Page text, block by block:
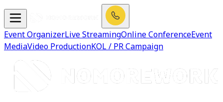
Event OrganizerLive StreamingOnline ConferenceEvent
MediaVideo ProductionKOL / PR Campaign